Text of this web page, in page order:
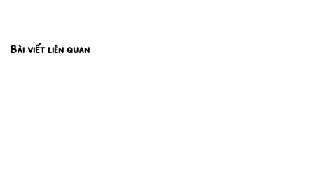
Bài viết liên quan